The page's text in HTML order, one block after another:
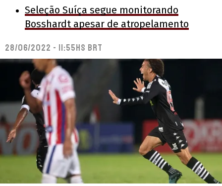
Seleção Suíça segue monitorando
Bosshardt apesar de atropelamento
28/06/2022 - 11:55hs BRT